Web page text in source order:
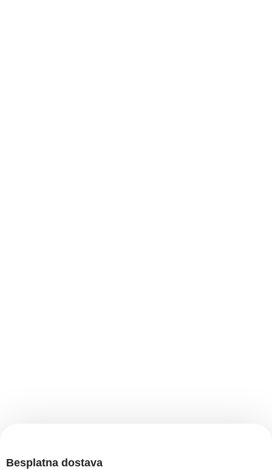
Besplatna dostava